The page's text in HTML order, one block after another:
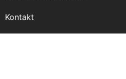
Kontakt